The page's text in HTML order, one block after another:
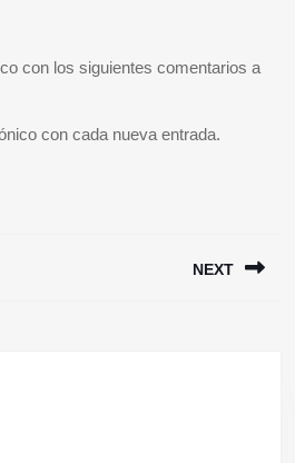
con los siguientes comentarios a
con cada nueva entrada.
NEXT